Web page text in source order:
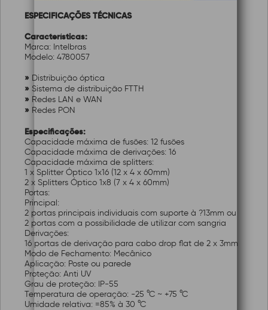
ESPECIFICAÇÕES TÉCNICAS
Características:
Marca: Intelbras
Modelo: 4780057
» Distribuição óptica
» Sistema de distribuição FTTH
» Redes LAN e WAN
» Redes PON
Especificações:
Capacidade máxima de fusões: 12 fusões
Capacidade máxima de derivações: 16
Capacidade máxima de splitters:
1 x Splitter Óptico 1x16 (12 x 4 x 60mm)
2 x Splitters Óptico 1x8 (7 x 4 x 60mm)
Portas:
Principal:
2 portas principais individuais com suporte à ?13mm ou
2 portas com a possibilidade de utilizar com sangria
Derivações:
16 portas de derivação para cabo drop flat de 2 x 3mm
Modo de Fechamento: Mecânico
Aplicação: Poste ou parede
Proteção: Anti UV
Grau de proteção: IP-55
Temperatura de operação: -25 °C ~ +75 °C
Umidade relativa: =85% à 30 °C